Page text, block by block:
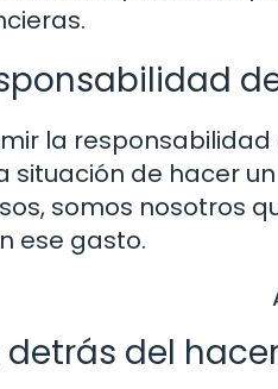
la
situación de hacer
somos nosotros
ese gasto.
del